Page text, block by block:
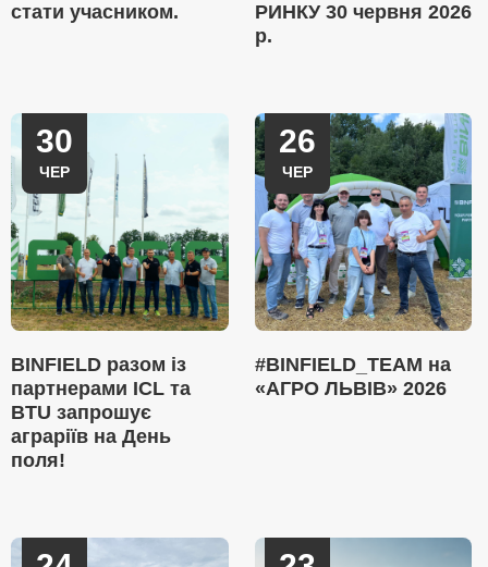
стати учасником.
РИНКУ 30 червня 2026
р.
30
ЧЕР
BINFIELD разом із
партнерами ICL та
BTU запрошує
аграріїв на День
поля!
26
ЧЕР
#BINFIELD_TEAM на
«АГРО ЛЬВІВ» 2026